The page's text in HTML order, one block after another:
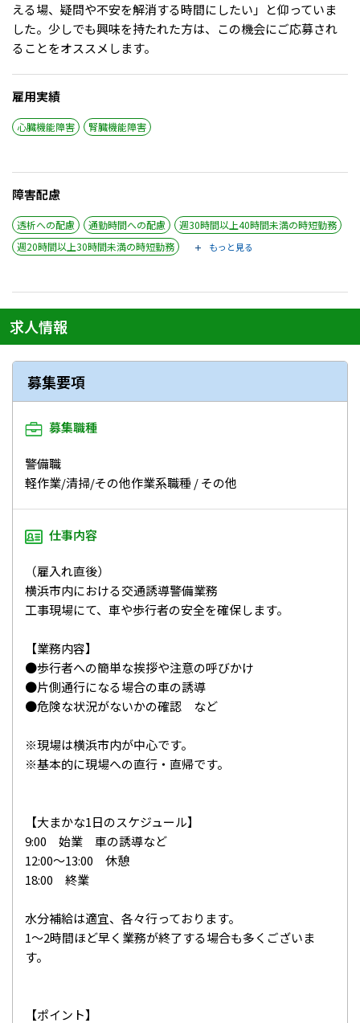
える場、疑問や不安を解消する時間にしたい」と仰っていま
した。少しでも興味を持たれた方は、この機会にご応募され
ることをオススメします。
雇用実績
心臓機能障害 腎臓機能障害
障害配慮
透析への配慮 通勤時間への配慮
週30時間以上40時間未満の時短勤務
週20時間以上30時間未満の時短勤務
もっと見る
求人情報
募集要項
募集職種
警備職
軽作業/清掃/その他作業系職種 / その他
仕事内容
（雇入れ直後）
横浜市内における交通誘導警備業務
工事現場にて、車や歩行者の安全を確保します。
【業務内容】
●歩行者への簡単な挨拶や注意の呼びかけ
●片側通行になる場合の車の誘導
●危険な状況がないかの確認 など
※現場は横浜市内が中心です。
※基本的に現場への直行・直帰です。
【大まかな1日のスケジュール】
9:00 始業 車の誘導など
12:00～13:00 休憩
18:00 終業
水分補給は適宜、各々行っております。
1～2時間ほど早く業務が終了する場合も多くございま
す。
【ポイント】